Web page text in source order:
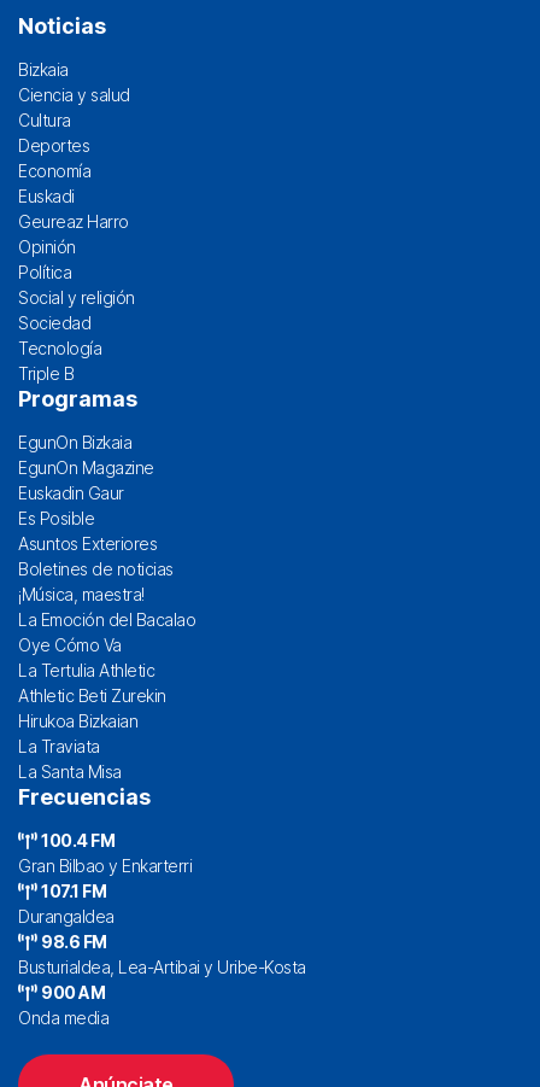
Noticias
Bizkaia
Ciencia y salud
Cultura
Deportes
Economía
Euskadi
Geureaz Harro
Opinión
Política
Social y religión
Sociedad
Tecnología
Triple B
Programas
EgunOn Bizkaia
EgunOn Magazine
Euskadin Gaur
Es Posible
Asuntos Exteriores
Boletines de noticias
¡Música, maestra!
La Emoción del Bacalao
Oye Cómo Va
La Tertulia Athletic
Athletic Beti Zurekin
Hirukoa Bizkaian
La Traviata
La Santa Misa
Frecuencias
100.4 FM
Gran Bilbao y Enkarterri
107.1 FM
Durangaldea
98.6 FM
Busturialdea, Lea-Artibai y Uribe-Kosta
900 AM
Onda media